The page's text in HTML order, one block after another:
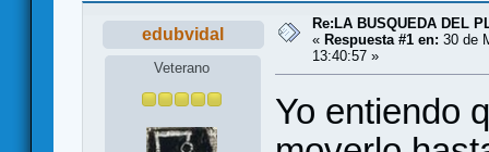
edubvidal
Veterano
Re:LA BUSQUEDA DEL
« Respuesta #1 en: 30 de
13:40:57 »
Yo entiendo